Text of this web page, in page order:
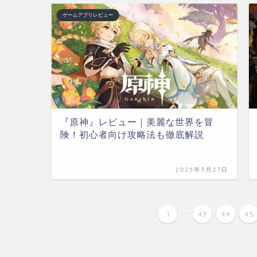
ゲームアプリレビュー
『原神』レビュー｜美麗な世界を冒
険！初心者向け攻略法も徹底解説
2025年3月27日
1 ... 43 44 45